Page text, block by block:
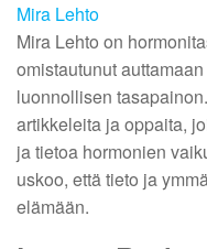
Mira Lehto
Mira Lehto on
omistautunut
luonnollisen
artikkeleita ja oppaita,
ja tietoa hormonien
uskoo, että tieto ja
elämään.